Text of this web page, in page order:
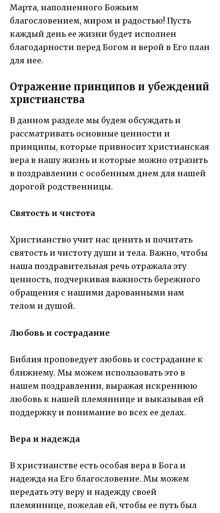
Марта, наполненного Божьим
благословением, миром и радостью! Пусть
каждый день ее жизни будет исполнен
благодарности перед Богом и верой в Его план
для нее.
Отражение принципов и убеждений
христианства
В данном разделе мы будем обсуждать и
рассматривать основные ценности и
принципы, которые привносит христианская
вера в нашу жизнь и которые можно отразить
в поздравлении с особенным днем для нашей
дорогой родственницы.
Святость и чистота
Христианство учит нас ценить и почитать
святость и чистоту души и тела. Важно, чтобы
наша поздравительная речь отражала эту
ценность, подчеркивая важность бережного
обращения с нашими дарованными нам
телом и душой.
Любовь и сострадание
Библия проповедует любовь и сострадание к
ближнему. Мы можем использовать это в
нашем поздравлении, выражая искреннюю
любовь к нашей племяннице и выказывая ей
поддержку и понимание во всех ее делах.
Вера и надежда
В христианстве есть особая вера в Бога и
надежда на Его благословение. Мы можем
передать эту веру и надежду своей
племяннице, пожелав ей, чтобы ее путь был